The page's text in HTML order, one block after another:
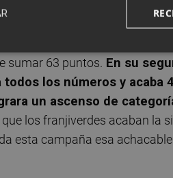
Lo hace en el Martínez
Bordalás se hace cargo del
sumar 63 puntos. En su
los números y acaba
un ascenso de
los franjiverdes acaban la
esta campaña esa